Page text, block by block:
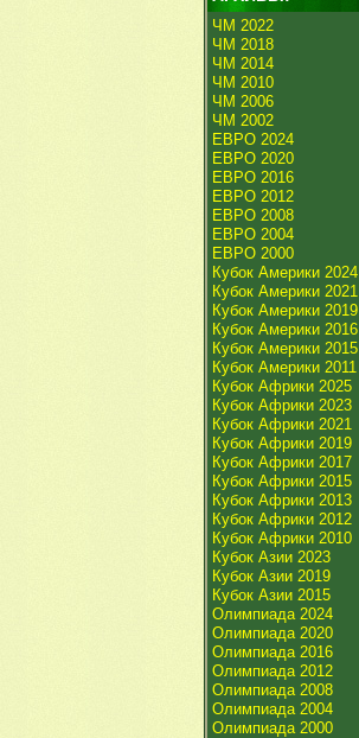
ЧМ 2022
ЧМ 2018
ЧМ 2014
ЧМ 2010
ЧМ 2006
ЧМ 2002
ЕВРО 2024
ЕВРО 2020
ЕВРО 2016
ЕВРО 2012
ЕВРО 2008
ЕВРО 2004
ЕВРО 2000
Кубок Америки 2024
Кубок Америки 2021
Кубок Америки 2019
Кубок Америки 2016
Кубок Америки 2015
Кубок Америки 2011
Кубок Африки 2025
Кубок Африки 2023
Кубок Африки 2021
Кубок Африки 2019
Кубок Африки 2017
Кубок Африки 2015
Кубок Африки 2013
Кубок Африки 2012
Кубок Африки 2010
Кубок Азии 2023
Кубок Азии 2019
Кубок Азии 2015
Олимпиада 2024
Олимпиада 2020
Олимпиада 2016
Олимпиада 2012
Олимпиада 2008
Олимпиада 2004
Олимпиада 2000